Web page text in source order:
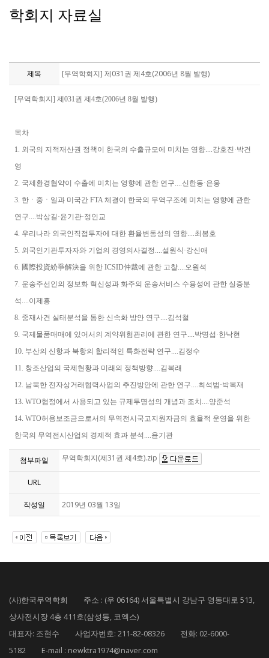
학회지 자료실
제목 [무역학회지] 제031권 제4호(2006년 8월 발행)
[무역학회지] 제031권 제4호(2006년 8월 발행)
목차
1. 외국의 지적재산권 정책이 한국의 수출규모에 미치는 영향....강호진·박건
영
2. 국제환경협약이 수출에 미치는 영향에 관한 연구....신한동·은웅
3. 한ㆍ중ㆍ일과 미국간 FTA 체결이 한국의 무역구조에 미치는 영향에 관한
연구....박상길·윤기관·정인교
4. 우리나라 외국인직접투자에 대한 환율변동성의 영향....최봉호
5. 외국인기관투자자와 기업의 경영의사결정....설원식·강신애
6. 國際投資紛爭解決을 위한 ICSID仲裁에 관한 고찰....오원석
7. 운송주선인의 정보화 혁신성과 화주의 운송서비스 수용성에 관한 실증분
석....이제홍
8. 중재사건 실태분석을 통한 신속화 방안 연구....김석철
9. 국제물품매매에 있어서의 계약위험관리에 관한 연구....박명섭·한낙현
10. 부산의 신항과 북항의 합리적인 특화전략 연구....김정수
11. 창조산업의 국제현황과 미래의 정책방향....김복래
12. 남북한 전자상거래협력사업의 추진방안에 관한 연구....최석범·박복재
13. WTO협정에서 사용되고 있는 규제투명성의 개념과 조치....양준석
14. WTO허용보조금으로서의 무역전시국고지원자금의 효율적 운영을 위한
한국의 무역전시산업의 경제적 효과 분석....윤기관
첨부파일 무역학회지(제31권 제4호).zip
URL
작성일 2019년 03월 13일
(사)한국무역학회 주소 : (우 06164) 서울특별시 강남구 영동대로 513,
상사전시장 4층 411호(삼성동, 코엑스)
대표자: 조현수 사업자번호: 211-82-08326 전화: 02-6000-
5182 E-mail : newktra1974@naver.com